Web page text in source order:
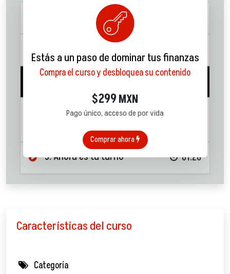
1. Sistemas de administración
3. La carrera de la rata
4. Mejorar siempre: Diferentes
5. Ahora es tu turno 01:20
Estás a un paso de dominar tus finanzas
Compra el curso y desbloquea su contenido
$299 MXN
Pago único, acceso de por vida
Comprar ahora
Características del curso
Categoría